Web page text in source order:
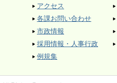
アクセス
各課お問い合わせ
市政情報
採用情報・人事行政
例規集